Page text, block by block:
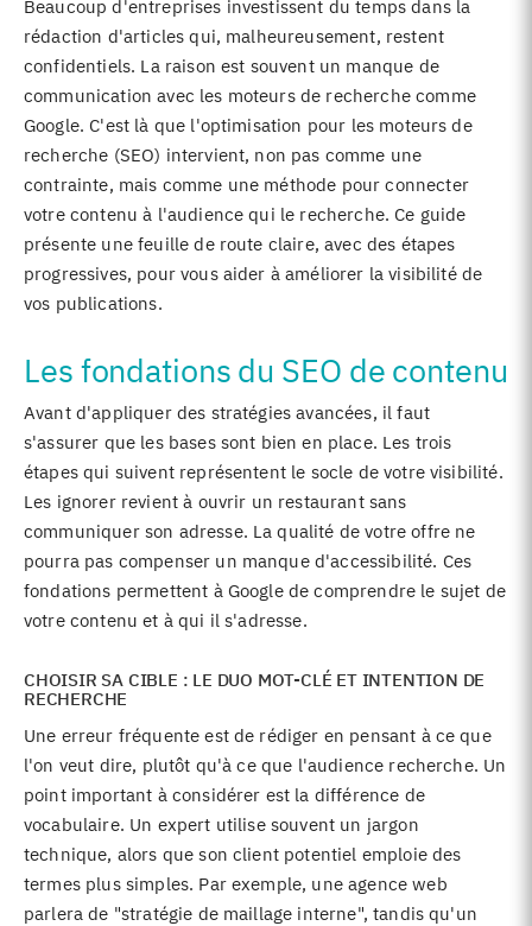
Beaucoup d'entreprises investissent du temps dans la
rédaction d'articles qui, malheureusement, restent
confidentiels. La raison est souvent un manque de
communication avec les moteurs de recherche comme
Google. C'est là que l'optimisation pour les moteurs de
recherche (SEO) intervient, non pas comme une
contrainte, mais comme une méthode pour connecter
votre contenu à l'audience qui le recherche. Ce guide
présente une feuille de route claire, avec des étapes
progressives, pour vous aider à améliorer la visibilité de
vos publications.
Les fondations du SEO de contenu
Avant d'appliquer des stratégies avancées, il faut
s'assurer que les bases sont bien en place. Les trois
étapes qui suivent représentent le socle de votre visibilité.
Les ignorer revient à ouvrir un restaurant sans
communiquer son adresse. La qualité de votre offre ne
pourra pas compenser un manque d'accessibilité. Ces
fondations permettent à Google de comprendre le sujet de
votre contenu et à qui il s'adresse.
CHOISIR SA CIBLE : LE DUO MOT-CLÉ ET INTENTION DE
RECHERCHE
Une erreur fréquente est de rédiger en pensant à ce que
l'on veut dire, plutôt qu'à ce que l'audience recherche. Un
point important à considérer est la différence de
vocabulaire. Un expert utilise souvent un jargon
technique, alors que son client potentiel emploie des
termes plus simples. Par exemple, une agence web
parlera de "stratégie de maillage interne", tandis qu'un